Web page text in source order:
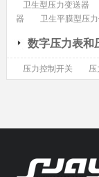
卫生型压力变送器
器
卫生平膜型压
数字压力表和
压力控制开关 压